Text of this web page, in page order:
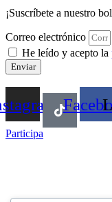
¡Suscríbete a nuestro
Correo electrónico
He leído y acepto la
Enviar
Participa